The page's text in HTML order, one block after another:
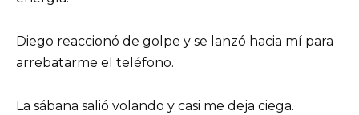
Diego reaccionó de golpe y se lanzó hacia mí para
arrebatarme el teléfono.
La sábana salió volando y casi me deja ciega.